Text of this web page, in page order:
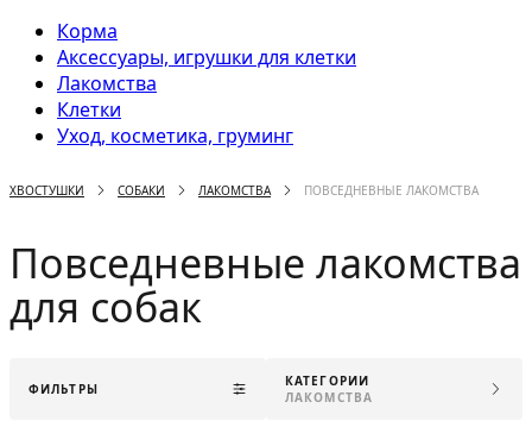
Корма
Аксессуары, игрушки для клетки
Лакомства
Клетки
Уход, косметика, груминг
ХВОСТУШКИ СОБАКИ ЛАКОМСТВА ПОВСЕДНЕВНЫЕ ЛАКОМСТВА
Повседневные лакомства
для собак
ФИЛЬТРЫ
КАТЕГОРИИ
ЛАКОМСТВА